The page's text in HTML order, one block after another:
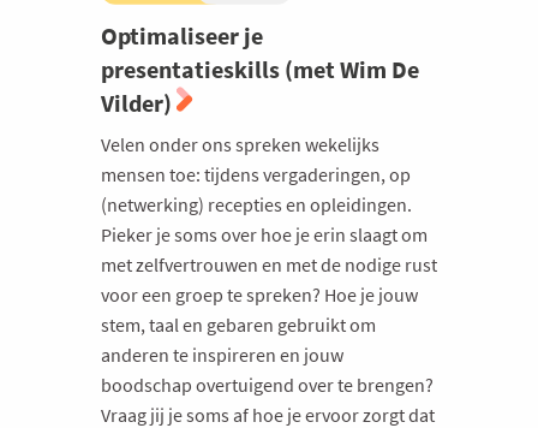
Optimaliseer je
presentatieskills (met Wim De
Vilder)
Velen onder ons spreken wekelijks
mensen toe: tijdens vergaderingen, op
(netwerking) recepties en opleidingen.
Pieker je soms over hoe je erin slaagt om
met zelfvertrouwen en met de nodige rust
voor een groep te spreken? Hoe je jouw
stem, taal en gebaren gebruikt om
anderen te inspireren en jouw
boodschap overtuigend over te brengen?
Vraag jij je soms af hoe je ervoor zorgt dat